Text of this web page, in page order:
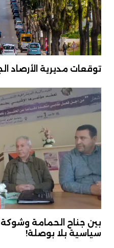
توقعات مديرية الأرصاد
بين جناح الحمامة
سياسية بلا بوصلة!